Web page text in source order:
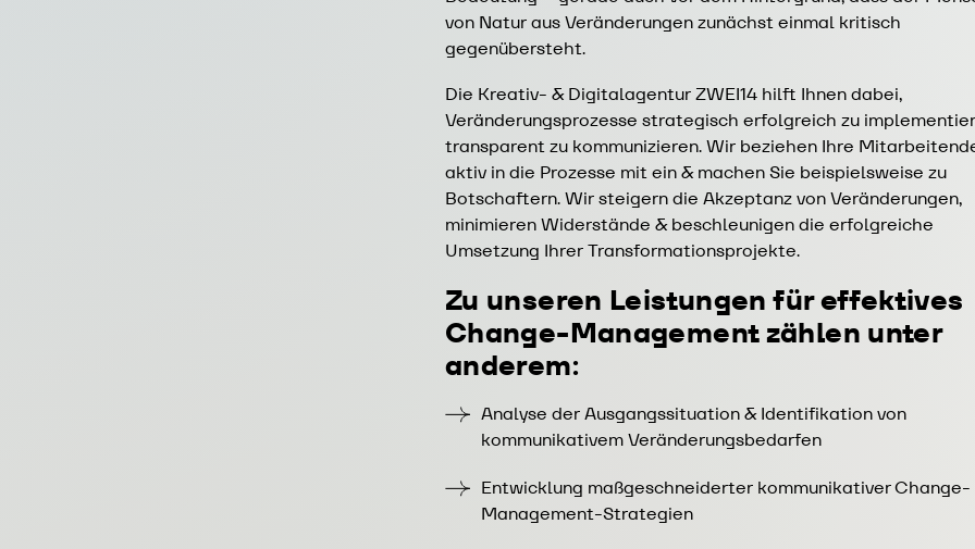
von Natur aus Veränderungen zunächst einmal kritisch
gegenübersteht.
Die Kreativ- & Digitalagentur ZWEI14 hilft Ihnen dabei,
Veränderungsprozesse strategisch erfolgreich zu
transparent zu kommunizieren. Wir beziehen Ihre
aktiv in die Prozesse mit ein & machen Sie beispielsweise zu
Botschaftern. Wir steigern die Akzeptanz von Veränderungen,
minimieren Widerstände & beschleunigen die erfolgreiche
Umsetzung Ihrer Transformationsprojekte.
Zu unseren Leistungen für effektives
Change-Management zählen unter
anderem:
Analyse der Ausgangssituation & Identifikation von
kommunikativem Veränderungsbedarfen
Entwicklung maßgeschneiderter kommunikativer Change-
Management-Strategien